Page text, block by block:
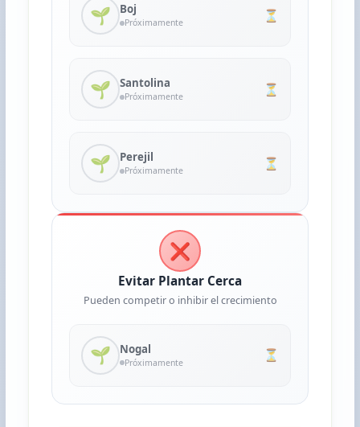
🌱 Boj
Próximamente ⏳
🌱 Santolina
Próximamente ⏳
🌱 Perejil
Próximamente ⏳
❌
Evitar Plantar Cerca
Pueden competir o inhibir el crecimiento
🌱 Nogal
Próximamente ⏳